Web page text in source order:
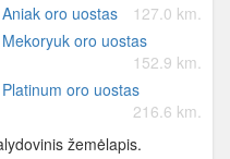
Aniak oro uostas
127.0 km.
Mekoryuk oro uostas
152.9 km.
Platinum oro uostas
216.6 km.
žemėlapis.